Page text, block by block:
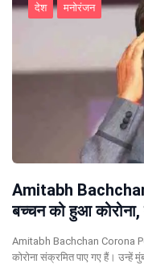
देश मनोरंजन
Amitabh
बच्चन को हुआ
Amitabh Bachchan Corona
कोरोना संक्रमित पाए गए हैं। उन्हें